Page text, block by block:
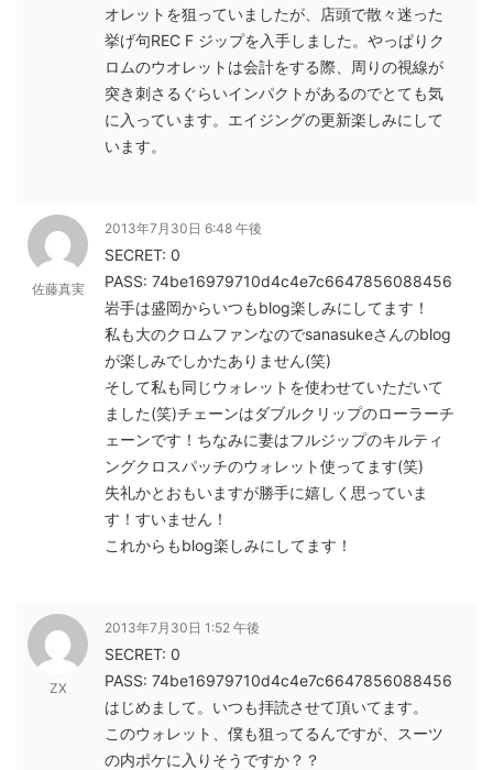
オレットを狙っていましたが、店頭で散々迷った
挙げ句REC F ジップを入手しました。やっぱりク
ロムのウオレットは会計をする際、周りの視線が
突き刺さるぐらいインパクトがあるのでとても気
に入っています。エイジングの更新楽しみにして
います。
佐藤真実
2013年7月30日 6:48 午後
SECRET: 0
PASS: 74be16979710d4c4e7c6647856088456
岩手は盛岡からいつもblog楽しみにしてます！
私も大のクロムファンなのでsanasukeさんのblog
が楽しみでしかたありません(笑)
そして私も同じウォレットを使わせていただいて
ました(笑)チェーンはダブルクリップのローラーチ
ェーンです！ちなみに妻はフルジップのキルティ
ングクロスパッチのウォレット使ってます(笑)
失礼かとおもいますが勝手に嬉しく思っていま
す！すいません！
これからもblog楽しみにしてます！
ZX
2013年7月30日 1:52 午後
SECRET: 0
PASS: 74be16979710d4c4e7c6647856088456
はじめまして。いつも拝読させて頂いてます。
このウォレット、僕も狙ってるんですが、スーツ
の内ポケに入りそうですか？？